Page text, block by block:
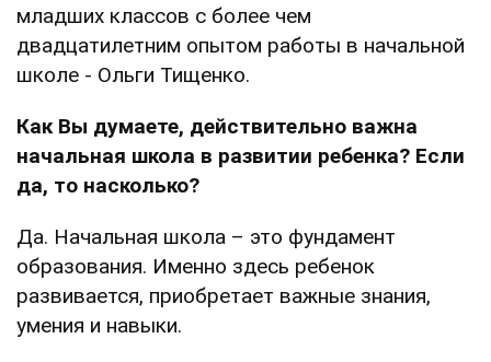
младших классов с более чем
двадцатилетним опытом работы в начальной
школе - Ольги Тищенко.
Как Вы думаете, действительно важна
начальная школа в развитии ребенка? Если
да, то насколько?
Да. Начальная школа – это фундамент
образования. Именно здесь ребенок
развивается, приобретает важные знания,
умения и навыки.